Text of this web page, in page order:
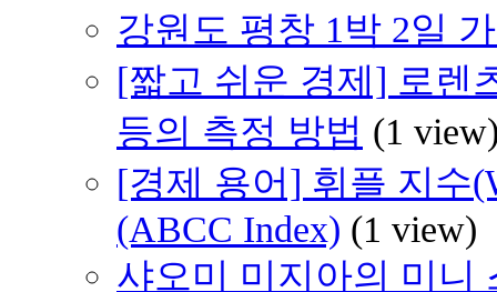
강원도 평창 1박 2일
[짧고 쉬운 경제] 로렌
등의 측정 방법 (1
[경제 용어] 휘플 지수
(ABCC Index) (1 view)
샤오미 미지아의 미니